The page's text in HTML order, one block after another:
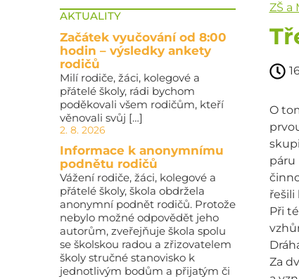
AKTUALITY
Začátek vyučování od 8:00
hodin – výsledky ankety
rodičů
Milí rodiče, žáci, kolegové a
přátelé školy, rádi bychom
poděkovali všem rodičům, kteří
věnovali svůj […]
2. 8. 2026
Informace k anonymnímu
podnětu rodičů
Vážení rodiče, žáci, kolegové a
přátelé školy, škola obdržela
anonymní podnět rodičů. Protože
nebylo možné odpovědět jeho
autorům, zveřejňuje škola spolu
se školskou radou a zřizovatelem
školy stručné stanovisko k
jednotlivým bodům a přijatým či
ZŠ a
O
páru
řešili
Při
Za